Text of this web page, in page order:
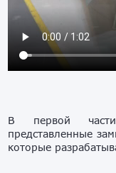
В первой
представленные
которые